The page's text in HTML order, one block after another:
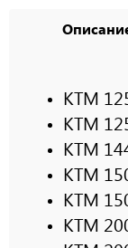
KTM
KTM
KTM
KTM
KTM
KTM